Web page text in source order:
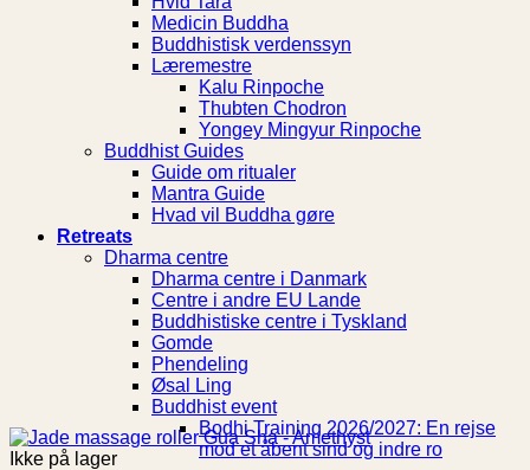
Medicin Buddha
Buddhistisk verdenssyn
Læremestre
Kalu Rinpoche
Thubten Chodron
Yongey Mingyur Rinpoche
Buddhist Guides
Guide om ritualer
Mantra Guide
Hvad vil Buddha gøre
Retreats
Dharma centre
Dharma centre i Danmark
Centre i andre EU Lande
Buddhistiske centre i Tyskland
Gomde
Phendeling
Øsal Ling
Buddhist event
Bodhi Training 2026/2027: En rejse
mod et åbent sind og indre ro
Ikke på lager